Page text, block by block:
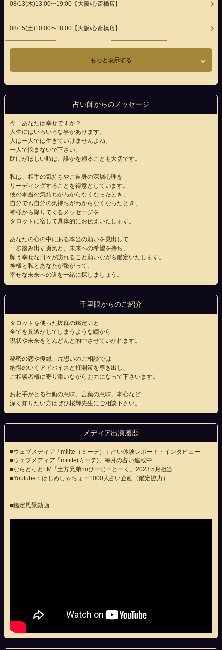
08/13(木)13:00〜19:00【大阪/心斎橋店】
08/15(土)10:00〜18:00【大阪/心斎橋店】
もっと表示する
占い師からのメッセージ
今 あなたは幸せですか？
人生にはいろいろな事があります。
人は一人では生きていけませんよね。
一人で悩まないで下さい。
助けがほしい時は、誰かを頼ることも大切です。
私は、相手の気持ちやご自身の深層心理を
リーディングすることを得意としています。
彼の本当の気持ちがわからなくなったとき、
自分でも自分の気持ちがわからなくなったとき、
神様から降りてくるメッセージを
タロットに宿して具体的にお伝えいたします。
あなたの心の中にある本当の願いを見出して
一歩踏み出す勇気と、未来への希望を持ち、
願う幸せな日々が訪れること願いながら鑑定いたします。
神様と私とあなたが繋がって、
幸せな未来への道を一緒に探しましょう。
千里眼からのご紹介
タロットを使った抜群の鑑定力と
全てを見透かしてしまうような瞳から
現状や未来をどんどんと的中させていかれます。
秘密の恋や復縁、片想いのご相談では
納得のいくアドバイスと打開策を導き出し、
ご相談者様に寄り添いながらお力になって下さいます。
お相手がとる行動の意味、言葉の意味、本心など
深く知りたい方はぜひ桜輝先生にご相談下さい。
メディア出演履歴
■ウェブメディア「miiite（ミーテ）」占い体験レポート・インタビュー
■ウェブメディア「miiiite(ミーテ)」毎月の占い連載中
■ならどっとFM「土方兄弟noひーじーとーく」2023.5月担当
■Youtube：はじめしゃちょー1000人占い企画（鑑定協力）
■鑑定風景動画